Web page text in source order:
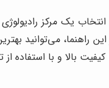
یک مرکز
می‌توانید
کیفیت بالا و با